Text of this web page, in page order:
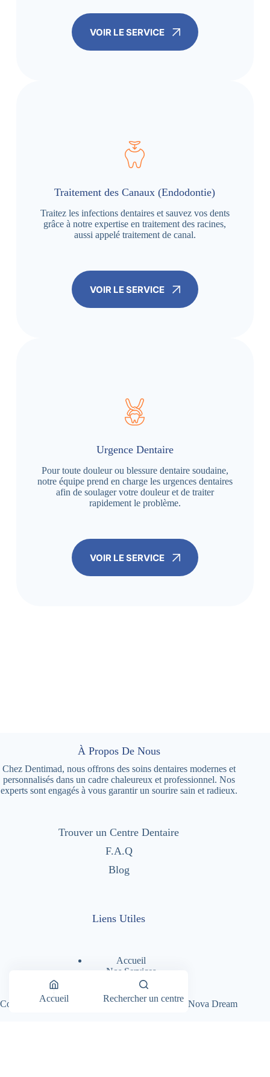
VOIR LE SERVICE
Traitement des Canaux (Endodontie)
Traitez les infections dentaires et sauvez vos dents
grâce à notre expertise en traitement des racines,
aussi appelé traitement de canal.
VOIR LE SERVICE
Urgence Dentaire
Pour toute douleur ou blessure dentaire soudaine,
notre équipe prend en charge les urgences dentaires
afin de soulager votre douleur et de traiter
rapidement le problème.
VOIR LE SERVICE
À Propos De Nous
Chez Dentimad, nous offrons des soins dentaires modernes et
personnalisés dans un cadre chaleureux et professionnel. Nos
experts sont engagés à vous garantir un sourire sain et radieux.
Trouver un Centre Dentaire
F.A.Q
Blog
Liens Utiles
Accueil
Nos Services
Nos Centres Dentaires
A Propos
Copyright © 2026 - Dentimad |Création Site par Nova Dream
Accueil Rechercher un centre